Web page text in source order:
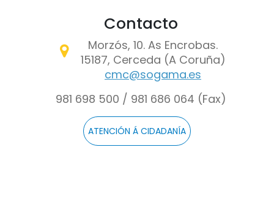
Contacto
Morzós, 10. As Encrobas.
15187, Cerceda (A Coruña)
cmc@sogama.es
981 698 500 / 981 686 064 (Fax)
ATENCIÓN Á CIDADANÍA